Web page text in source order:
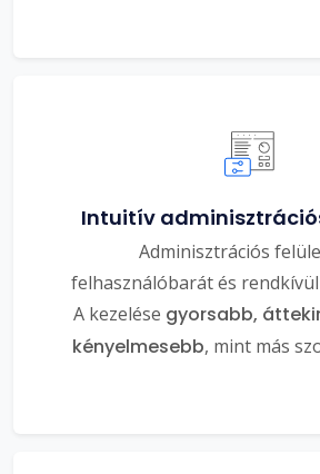
Intuitív
Adminisztrációs
felhasználóbarát és
A kezelése gyorsabb,
kényelmesebb, mint más